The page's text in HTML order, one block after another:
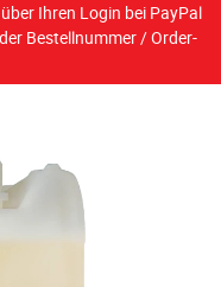
Ihren Login bei PayPal
Bestellnummer / Order-